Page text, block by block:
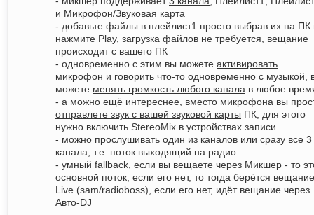
и Микрофон/Звуковая карта
- добавьте файлы в плейлист1 просто выбрав их на ПК
нажмите Play, загрузка файлов не требуется, вещание
происходит с вашего ПК
- одновременно с этим вы можете активировать
микрофон и говорить что-то одновременно с музыкой,
можете менять громкость любого канала в любое
- а можно ещё интереснее, вместо микрофона вы
отправлете звук с вашей звуковой карты ПК, для этого
нужно включить StereoMix в устройствах записи
- можно прослушивать один из каналов или сразу все 3
канала, т.е. поток выходящий на радио
- умный fallback, если вы вещаете через Микшер - то
основной поток, если его нет, то тогда берётся вещание
Live (sam/radioboss), если его нет, идёт вещание через
Авто-DJ